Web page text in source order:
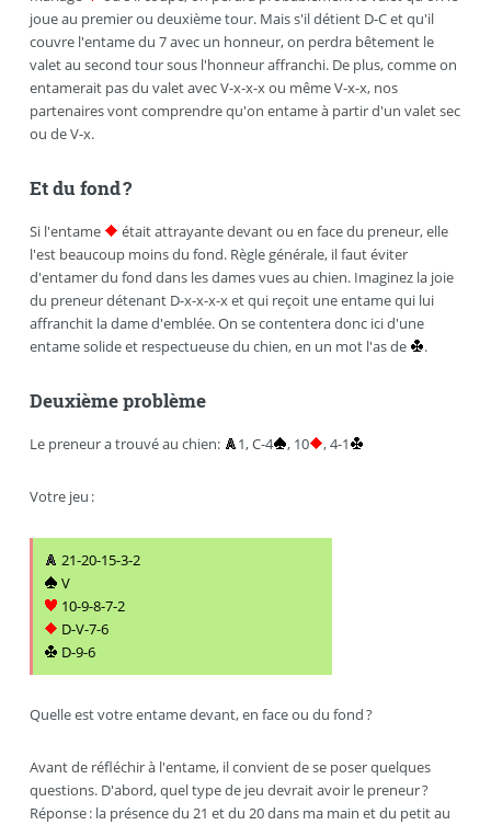
joue au premier ou deuxième tour. Mais s'il détient D-C et qu'il
couvre l'entame du 7 avec un honneur, on perdra bêtement le
valet au second tour sous l'honneur affranchi. De plus, comme on
entamerait pas du valet avec V-x-x-x ou même V-x-x, nos
partenaires vont comprendre qu'on entame à partir d'un valet sec
ou de V-x.
Et du fond ?
Si l'entame
était attrayante devant ou en face du preneur, elle
l'est beaucoup moins du fond. Règle générale, il faut éviter
d'entamer du fond dans les dames vues au chien. Imaginez la joie
du preneur détenant D-x-x-x-x et qui reçoit une entame qui lui
affranchit la dame d'emblée. On se contentera donc ici d'une
entame solide et respectueuse du chien, en un mot l'as de
.
Deuxième problème
Le preneur a trouvé au chien: 1, C-4 , 10 , 4-1
Votre jeu :
21-20-15-3-2
V
10-9-8-7-2
D-V-7-6
D-9-6
Quelle est votre entame devant, en face ou du fond ?
Avant de réfléchir à l'entame, il convient de se poser quelques
questions. D'abord, quel type de jeu devrait avoir le preneur ?
Réponse : la présence du 21 et du 20 dans ma main et du petit au